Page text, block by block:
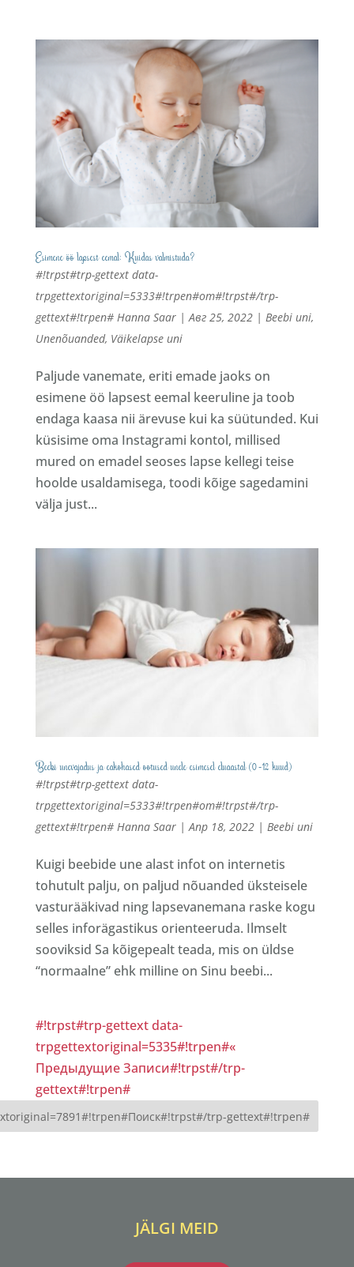
Esimene öö lapsest eemal: Kuidas valmistuda?
#!trpst#trp-gettext data-
trpgettextoriginal=5333#!trpen#от#!trpst#/trp-
gettext#!trpen# Hanna Saar|Авг 25, 2022| Beebi uni,
Unenõuanded, Väikelapse uni
Paljude vanemate, eriti emade jaoks on
esimene öö lapsest eemal keeruline ja toob
endaga kaasa nii ärevuse kui ka süütunded. Kui
küsisime oma Instagrami kontol, millised
mured on emadel seoses lapse kellegi teise
hoolde usaldamisega, toodi kõige sagedamini
välja just...
Beebi unevajadus ja eakohased ootused unele esimesel eluaastal (0-12 kuud)
#!trpst#trp-gettext data-
trpgettextoriginal=5333#!trpen#от#!trpst#/trp-
gettext#!trpen# Hanna Saar|Апр 18, 2022| Beebi uni
Kuigi beebide une alast infot on internetis
tohutult palju, on paljud nõuanded üksteisele
vasturääkivad ning lapsevanemana raske kogu
selles inforägastikus orienteeruda. Ilmselt
sooviksid Sa kõigepealt teada, mis on üldse
“normaalne” ehk milline on Sinu beebi...
#!trpst#trp-gettext data-
trpgettextoriginal=5335#!trpen#«
Предыдущие Записи#!trpst#/trp-
gettext#!trpen#
JÄLGI MEID